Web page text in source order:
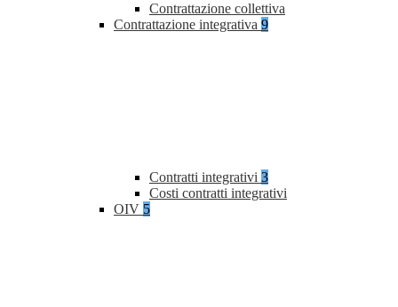
Contrattazione collettiva
Contrattazione integrativa 9
Contratti integrativi 3
Costi contratti integrativi
OIV 5